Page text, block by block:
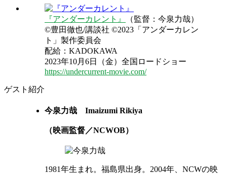
『アンダーカレント』
（監督：今泉力哉）
©豊田徹也/講談社 ©2023「アンダーカレン
ト」製作委員会
配給：KADOKAWA
2023年10月6日（金）全国ロードショー
https://undercurrent-movie.com/
ゲスト紹介
今泉力哉 Imaizumi Rikiya
（映画監督／NCWOB）
1981年生まれ。福島県出身。2004年、NCWの映